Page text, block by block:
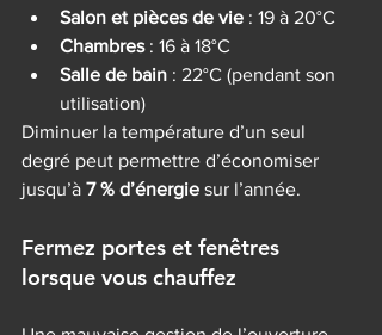
Salon et pièces de vie : 19 à 20°C
Chambres : 16 à 18°C
Salle de bain : 22°C (pendant son
utilisation)
Diminuer la température d’un seul
degré peut permettre d’économiser
jusqu’à 7 % d’énergie sur l’année.
Fermez portes et fenêtres
lorsque vous chauffez